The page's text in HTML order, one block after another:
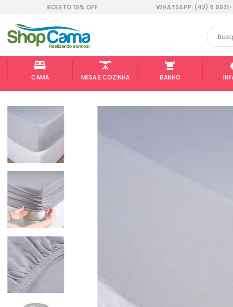
BOLETO 15% OFF WHATSAPP: (42) 9
CAMA MESA E COZINHA BANHO